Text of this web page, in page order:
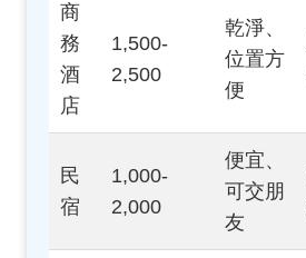
商
務
酒
店
1,500-
2,500
乾淨、
位置方
便
民
宿
1,000-
2,000
便宜、
可交朋
友